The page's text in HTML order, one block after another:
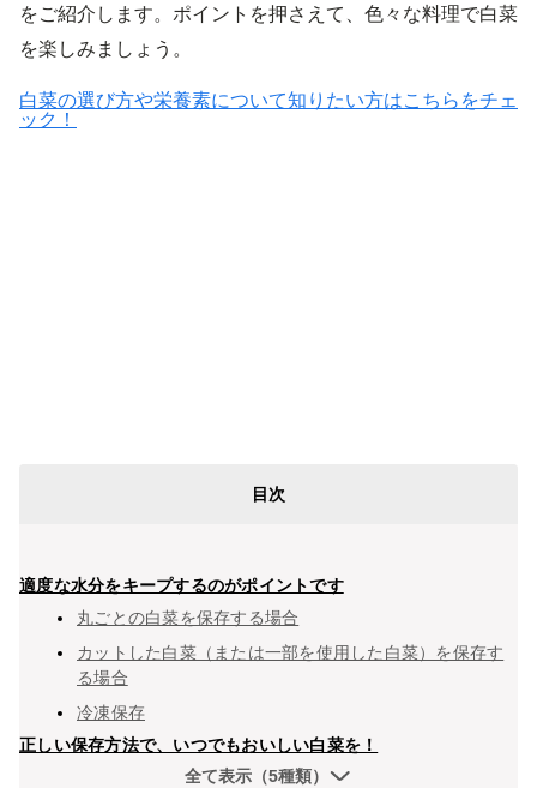
をご紹介します。ポイントを押さえて、色々な料理で白菜
を楽しみましょう。
白菜の選び方や栄養素について知りたい方はこちらをチェ
ック！
目次
適度な水分をキープするのがポイントです
丸ごとの白菜を保存する場合
カットした白菜（または一部を使用した白菜）を保存す
る場合
冷凍保存
正しい保存方法で、いつでもおいしい白菜を！
全て表示（5種類）